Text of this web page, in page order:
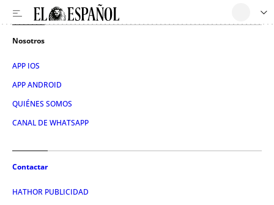
Nosotros
APP IOS
APP ANDROID
QUIÉNES SOMOS
CANAL DE WHATSAPP
Contactar
HATHOR PUBLICIDAD